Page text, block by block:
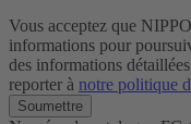
Vous acceptez que
informations pour
des informations
reporter à notre politique